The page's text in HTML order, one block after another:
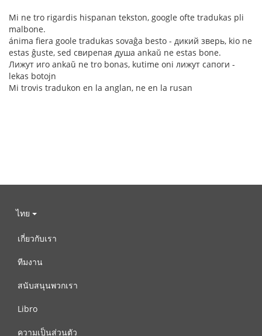
Mi ne tro rigardis hispanan tekston, google ofte tradukas pli
malbone.
ánima fiera goole tradukas sovaĝa besto - дикий зверь, kio ne
estas ĝuste, sed свирепая душа ankaŭ ne estas bone.
Лижут иго ankaŭ ne tro bonas, kutime oni лижут сапоги -
lekas botojn
Mi trovis tradukon en la anglan, ne en la rusan
ไทย
เกี่ยวกับเรา
ทีมงาน
สนับสนุนพวกเรา
Libro
ความเป็นส่วนตัว